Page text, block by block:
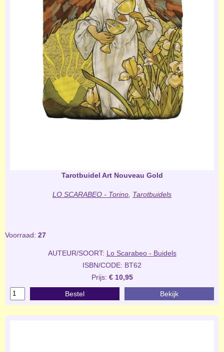
Tarotbuidel Art Nouveau Gold
LO SCARABEO - Torino Tarotbuidels
Voorraad: 27
AUTEUR/SOORT: Lo Scarabeo - Buidels
ISBN/CODE: BT62
Prijs: € 10,95
Bestel Bekijk